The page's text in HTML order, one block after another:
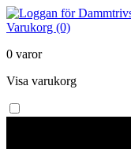
Varukorg (0)
0 varor
Visa varukorg